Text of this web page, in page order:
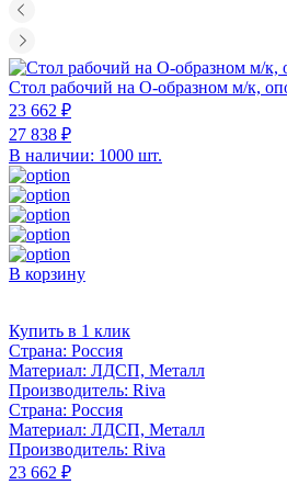
Стол рабочий на О-образном м/к,
23 662 ₽
27 838 ₽
В наличии: 1000 шт.
В корзину
Купить в 1 клик
Страна: Россия
Материал: ЛДСП, Металл
Производитель: Riva
Страна: Россия
Материал: ЛДСП, Металл
Производитель: Riva
23 662 ₽